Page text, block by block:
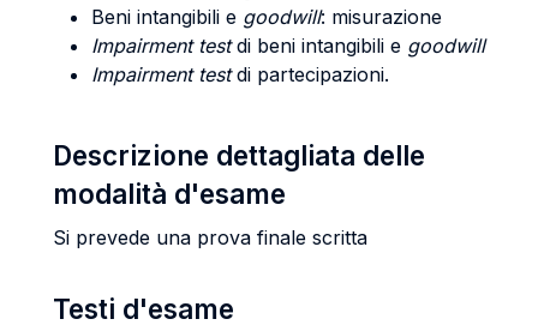
Beni intangibili e goodwill: misurazione
Impairment testdi beni intangibili e goodwill
Impairment testdi partecipazioni.
Descrizione dettagliata delle
modalità d'esame
Si prevede una prova finale scritta
Testi d'esame